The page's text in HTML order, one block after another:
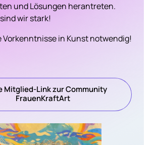
und Lösungen herantreten.
wir stark!
Vorkenntnisse in Kunst notwendig!
Mitglied-Link zur Community
FrauenKraftArt